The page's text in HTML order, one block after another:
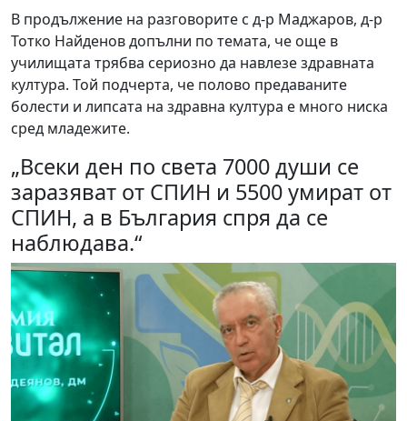
В продължение на разговорите с д-р Маджаров, д-р
Тотко Найденов допълни по темата, че още в
училищата трябва сериозно да навлезе здравната
култура. Той подчерта, че полово предаваните
болести и липсата на здравна култура е много ниска
сред младежите.
„Всеки ден по света 7000 души се
заразяват от СПИН и 5500 умират от
СПИН, а в България спря да се
наблюдава.“